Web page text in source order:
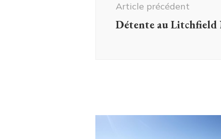
Article précédent
Détente au